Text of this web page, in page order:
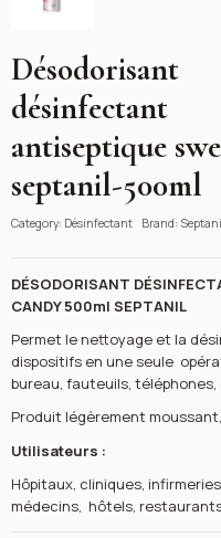
Désodorisant
désinfectant
antiseptique
septanil-500ml
Category: Désinfectant Brand:
DÉSODORISANT
CANDY 500ml SEPTANIL
Permet le nettoyage et la
dispositifs en une seule
bureau, fauteuils,
Produit légèrement
Utilisateurs :
Hôpitaux, cliniques,
médecins, hôtels,